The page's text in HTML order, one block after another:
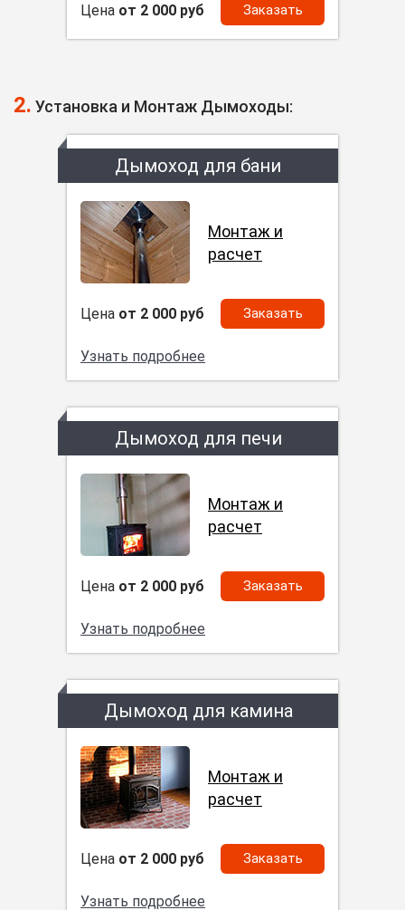
Цена от 2 000 руб Заказать
2. Установка и Монтаж Дымоходы:
Дымоход для бани
Монтаж и
расчет
Цена от 2 000 руб Заказать
Узнать подробнее
Дымоход для печи
Монтаж и
расчет
Цена от 2 000 руб Заказать
Узнать подробнее
Дымоход для камина
Монтаж и
расчет
Цена от 2 000 руб Заказать
Узнать подробнее